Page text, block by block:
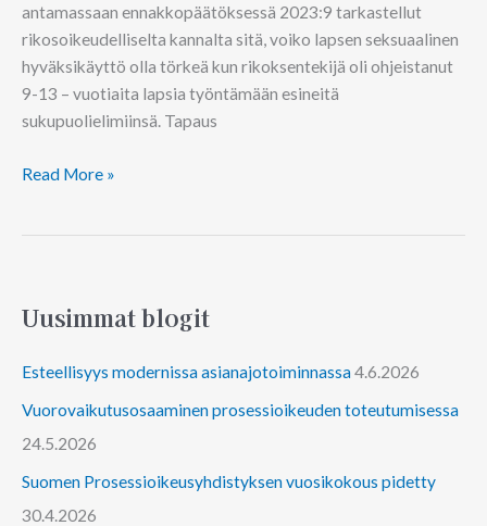
antamassaan ennakkopäätöksessä 2023:9 tarkastellut
rikosoikeudelliselta kannalta sitä, voiko lapsen seksuaalinen
hyväksikäyttö olla törkeä kun rikoksentekijä oli ohjeistanut
9-13 – vuotiaita lapsia työntämään esineitä
sukupuolielimiinsä. Tapaus
Read More »
Uusimmat blogit
Esteellisyys modernissa asianajotoiminnassa4.6.2026
Vuorovaikutusosaaminen prosessioikeuden toteutumisessa
24.5.2026
Suomen Prosessioikeusyhdistyksen vuosikokous pidetty
30.4.2026